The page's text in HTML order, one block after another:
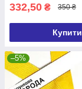
332,50 ₴ 350 ₴
Купити
–5%